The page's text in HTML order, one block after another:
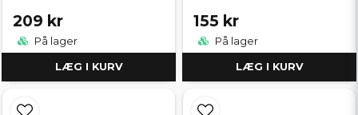
209 kr
På lager
LÆG I KURV
155 kr
På lager
LÆG I KURV